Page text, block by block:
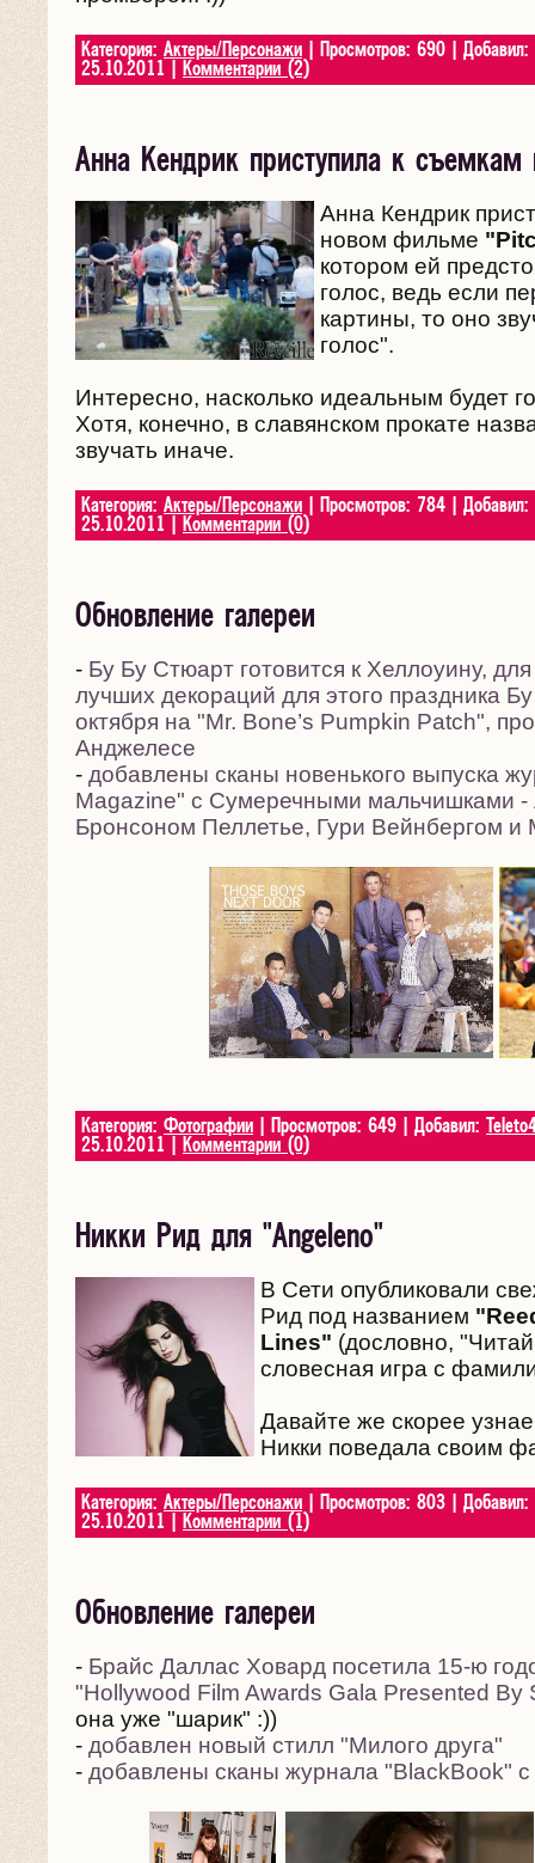
Категория: Актеры/Персонажи | Просмотров: 690 | Добавил:
25.10.2011
Комментарии (2)
Анна Кендрик приступила к
Анна Кендрик
новом фильме
котором ей
голос, ведь если
картины, то оно
голос".
Интересно, насколько идеальным будет
Хотя, конечно, в славянском прокате
звучать иначе.
Категория: Актеры/Персонажи | Просмотров: 784 | Добавил:
25.10.2011
Комментарии (0)
Обновление галереи
- Бу Бу Стюарт готовится к Хеллоуину,
лучших декораций для этого праздника
октября на "Mr. Bone’s Pumpkin Patch",
Анджелесе
- добавлены сканы новенького выпуска
Magazine" с Сумеречными мальчишками
Бронсоном Пеллетье, Гури Вейнбергом
Категория: Фотографии | Просмотров: 649 | Добавил:
25.10.2011
Комментарии (0)
Никки Рид для "Angeleno"
В Сети опубликовали
Рид под названием
Lines" (дословно,
словесная игра с
Давайте же скорее
Никки поведала своим
Категория: Актеры/Персонажи | Просмотров: 803 | Добавил:
25.10.2011
Комментарии (1)
Обновление галереи
- Брайс Даллас Ховард посетила 15-ю
"Hollywood Film Awards Gala Presented By
она уже "шарик" :))
- добавлен новый стилл "Милого друга"
- добавлены сканы журнала "BlackBook"